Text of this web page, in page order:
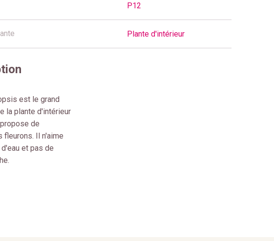
P12
Plante d'intérieur
est le grand
la plante d'intérieur
de
fleurons. Il n'aime
et pas de